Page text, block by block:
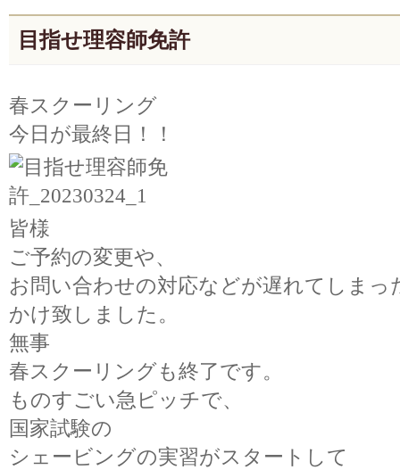
目指せ理容師免許
春スクーリング
今日が最終日！！
皆様
ご予約の変更や、
お問い合わせの対応などが遅れてしまっ
かけ致しました。
無事
春スクーリングも終了です。
ものすごい急ピッチで、
国家試験の
シェービングの実習がスタートして